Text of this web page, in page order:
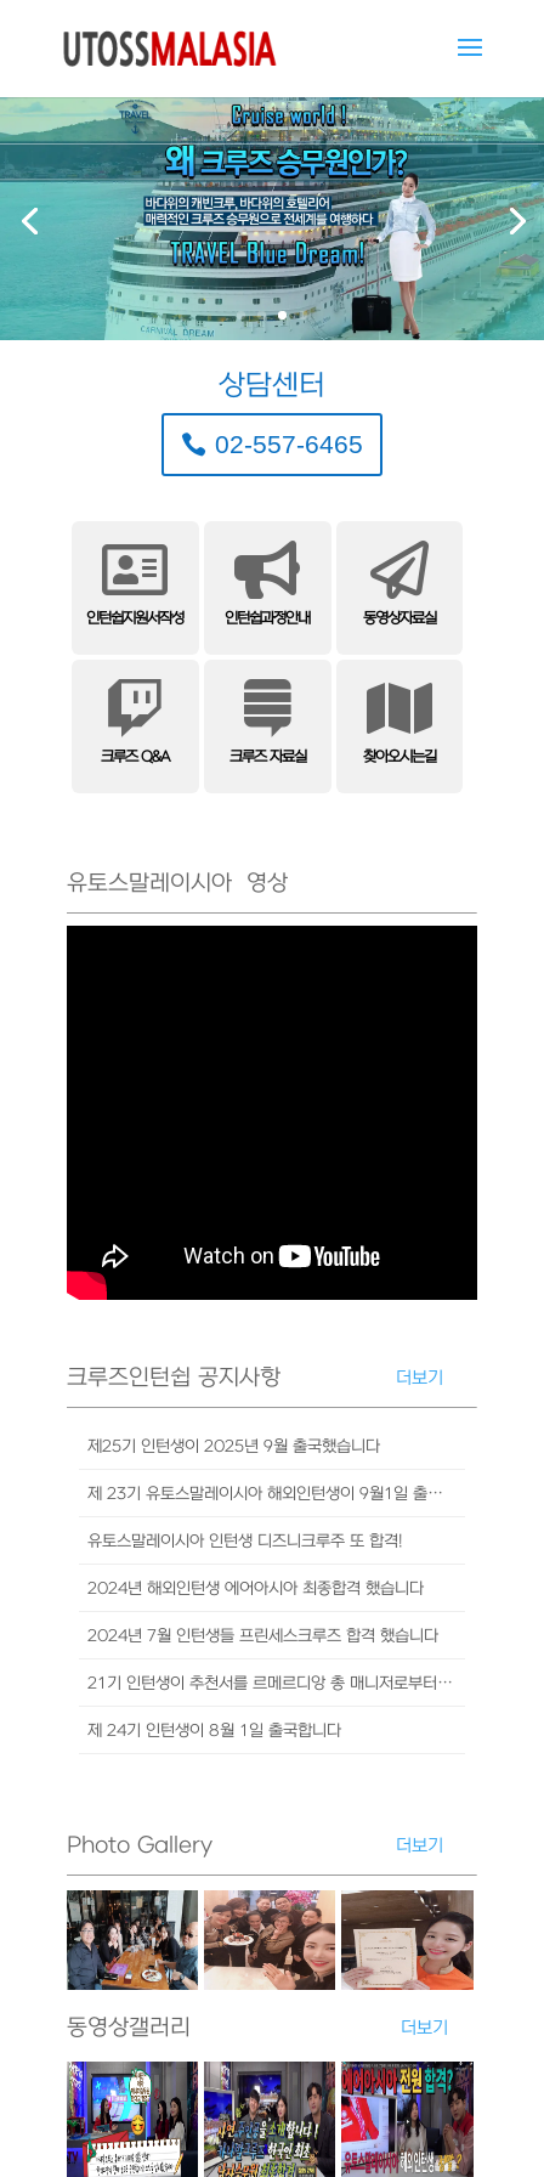
상담센터
02-557-6465
인턴쉽지원서작성 인턴쉽과정안내 동영상자료실
크루즈 Q&A 크루즈 자료실 찾아오시는길
유토스말레이시아 영상
크루즈인턴쉽 공지사항 더보기
제25기 인턴생이 2025년 9월 출국했습니다
제 23기 유토스말레이시아 해외인턴생이 9월1일 출국했습니다
유토스말레이시아 인턴생 디즈니크루주 또 합격!
2024년 해외인턴생 에어아시아 최종합격 했습니다
2024년 7월 인턴생들 프린세스크루즈 합격 했습니다
21기 인턴생이 추천서를 르메르디앙 총 매니저로부터 받았습니다. 공개합니...
제 24기 인턴생이 8월 1일 출국합니다
Photo Gallery 더보기
동영상갤러리 더보기